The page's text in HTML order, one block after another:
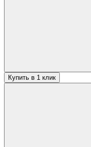
Купить в 1 клик